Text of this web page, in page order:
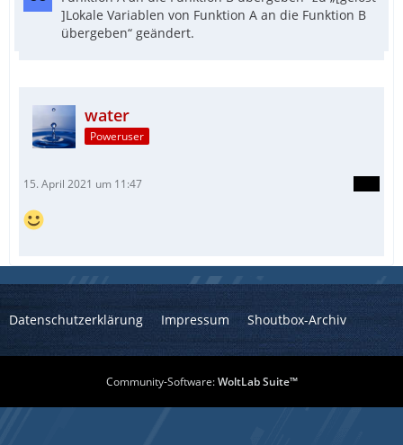
]Lokale Variablen von Funktion A an die Funktion B
übergeben“ geändert.
water
Poweruser
15. April 2021 um 11:47
Datenschutzerklärung Impressum Shoutbox-Archiv
Community-Software:WoltLab Suite™